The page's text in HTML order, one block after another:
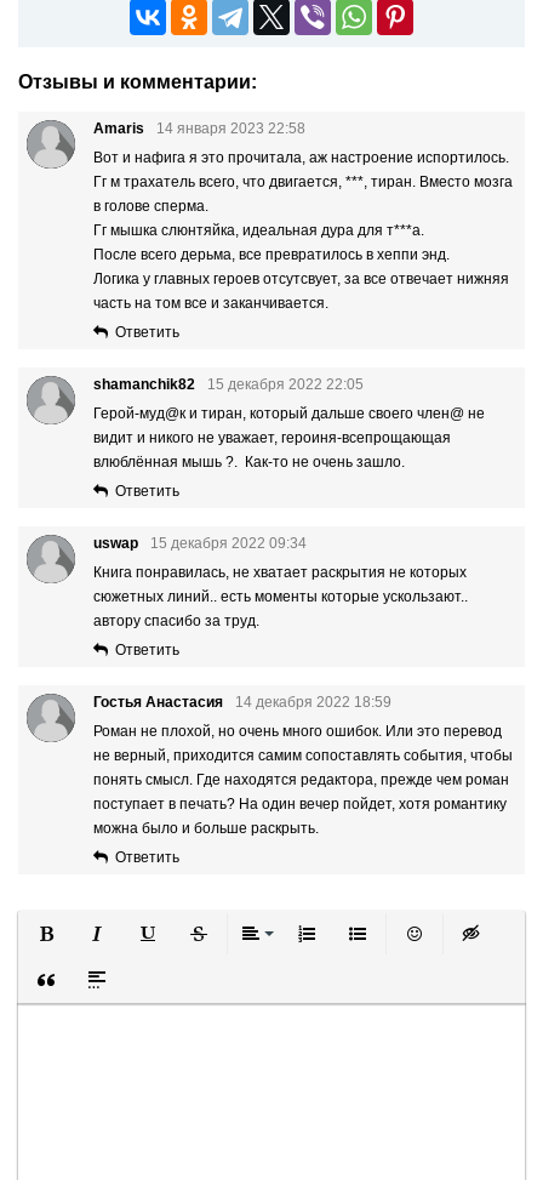
Отзывы и комментарии:
Amaris
14 января 2023 22:58
Вот и нафига я это прочитала, аж настроение испортилось.
Гг м трахатель всего, что двигается, ***, тиран. Вместо мозга
в голове спеpма.
Гг мышка слюнтяйка, идеальная дура для т***а.
После всего дерьма, все превратилось в хеппи энд.
Логика у главных героев отсутсвует, за все отвечает нижняя
часть на том все и заканчивается.
Ответить
shamanchik82
15 декабря 2022 22:05
Герой-муд@к и тиран, который дальше своего член@ не
видит и никого не уважает, героиня-всепрощающая
влюблённая мышь ?. Как-то не очень зашло.
Ответить
uswap
15 декабря 2022 09:34
Книга понравилась, не хватает раскрытия не которых
сюжетных линий.. есть моменты которые ускользают..
автору спасибо за труд.
Ответить
Гостья Анастасия
14 декабря 2022 18:59
Роман не плохой, но очень много ошибок. Или это перевод
не верный, приходится самим сопоставлять события, чтобы
понять смысл. Где находятся редактора, прежде чем роман
поступает в печать? На один вечер пойдет, хотя романтику
можна было и больше раскрыть.
Ответить
Вставка цитаты
Вставка спойлера